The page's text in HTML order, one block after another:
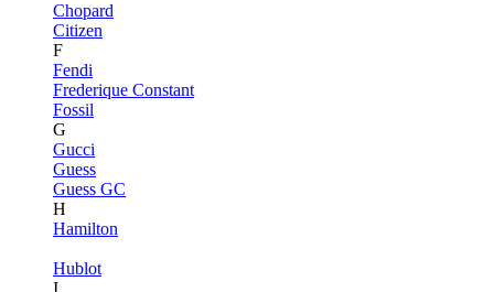
Chopard
Citizen
F
Fendi
Frederique Constant
Fossil
G
Gucci
Guess
Guess GC
H
Hamilton
Hublot
I